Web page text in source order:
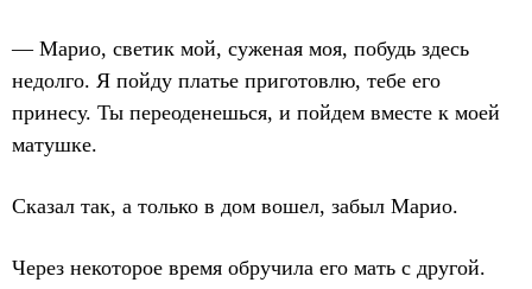
— Марио, светик мой, суженая моя, побудь здесь
недолго. Я пойду платье приготовлю, тебе его
принесу. Ты переоденешься, и пойдем вместе к моей
матушке.
Сказал так, а только в дом вошел, забыл Марио.
Через некоторое время обручила его мать с другой.